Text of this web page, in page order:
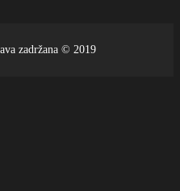
zadržana © 2019